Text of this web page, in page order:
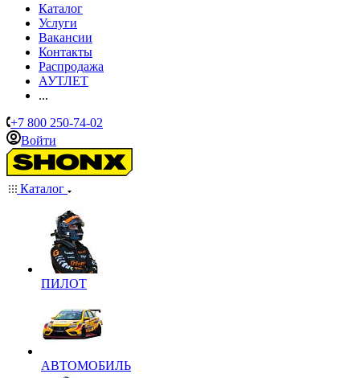
Каталог
Услуги
Вакансии
Контакты
Распродажа
АУТЛЕТ
...
+7 800 250-74-02
Войти
Каталог
ПИЛОТ
АВТОМОБИЛЬ